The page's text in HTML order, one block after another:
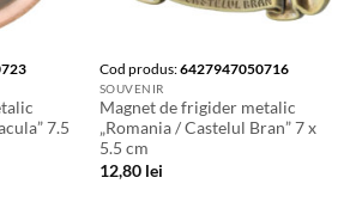
7.5
Cod produs:6427947050716
SOUVENIR
Magnet de frigider metalic
„Romania / Castelul Bran” 7 x
5.5 cm
12,80 lei